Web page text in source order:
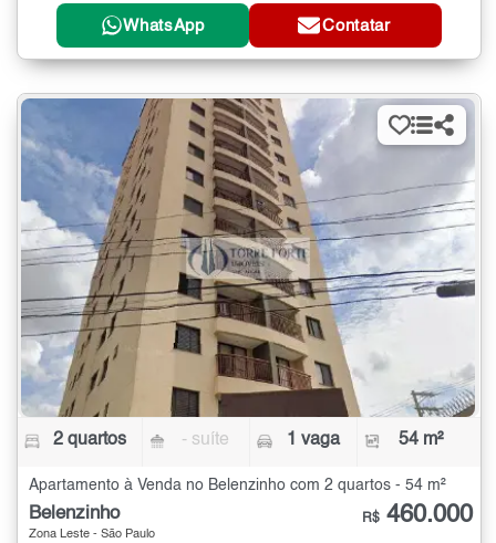
WhatsApp Contatar
2 quartos - suíte 1 vaga 54 m²
Apartamento à Venda no Belenzinho com 2 quartos - 54 m²
Belenzinho
Zona Leste - São Paulo
R$ 460.000